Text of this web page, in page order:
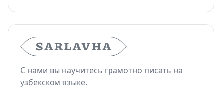
С нами вы научитесь грамотно писать на
узбекском языке.